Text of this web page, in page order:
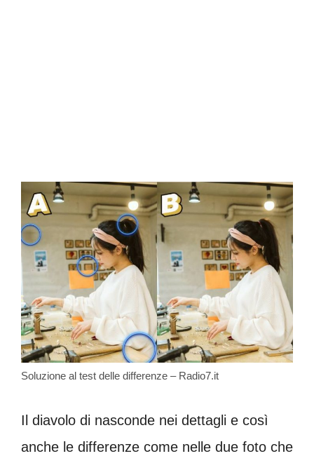
Soluzione al test delle differenze – Radio7.it
Il diavolo di nasconde nei dettagli e così
anche le differenze come nelle due foto che